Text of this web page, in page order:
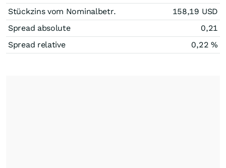
Stückzins vom Nominalbetr.
158,19 USD
Spread absolute
0,21
Spread relative
0,22 %